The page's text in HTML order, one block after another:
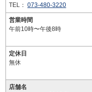
TEL： 073-480-3220
営業時間
午前10時〜午後8時
定休日
無休
店舗名